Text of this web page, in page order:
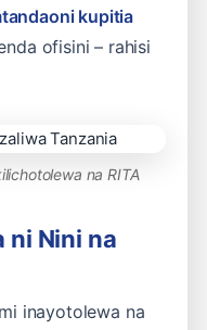
kupitia
ofisini – rahisi
na RITA
ni Nini na
inayotolewa na